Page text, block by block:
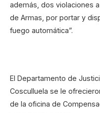
además, dos violaciones
de Armas, por portar y
fuego automática”.
El Departamento de
Cosculluela se le
de la oficina de